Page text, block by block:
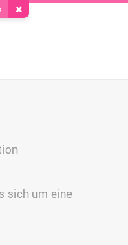
sich um eine
Cookie entfernen